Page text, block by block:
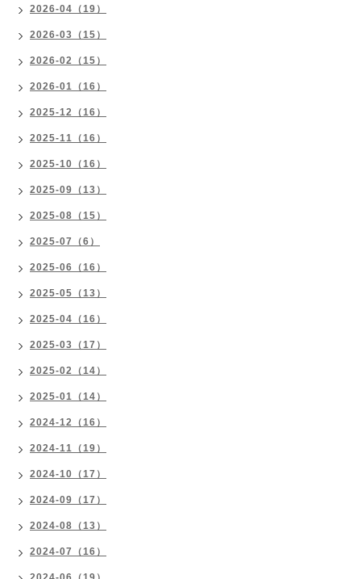
2026-04（19）
2026-03（15）
2026-02（15）
2026-01（16）
2025-12（16）
2025-11（16）
2025-10（16）
2025-09（13）
2025-08（15）
2025-07（6）
2025-06（16）
2025-05（13）
2025-04（16）
2025-03（17）
2025-02（14）
2025-01（14）
2024-12（16）
2024-11（19）
2024-10（17）
2024-09（17）
2024-08（13）
2024-07（16）